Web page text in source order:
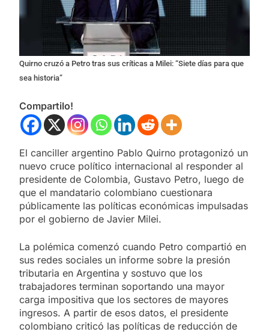
Quirno cruzó a Petro tras sus críticas a Milei: “Siete días para que
sea historia”
Compartilo!
El canciller argentino Pablo Quirno protagonizó un
nuevo cruce político internacional al responder al
presidente de Colombia, Gustavo Petro, luego de
que el mandatario colombiano cuestionara
públicamente las políticas económicas impulsadas
por el gobierno de Javier Milei.
La polémica comenzó cuando Petro compartió en
sus redes sociales un informe sobre la presión
tributaria en Argentina y sostuvo que los
trabajadores terminan soportando una mayor
carga impositiva que los sectores de mayores
ingresos. A partir de esos datos, el presidente
colombiano criticó las políticas de reducción de